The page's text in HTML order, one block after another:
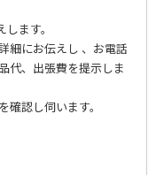
ます。
細にお伝えし 、お電話
代、出張費を提示しま
確認し伺います。